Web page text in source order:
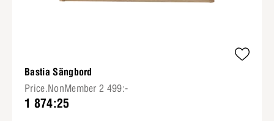
Bastia Sängbord
Price.NonMember 2 499:-
1 874:25